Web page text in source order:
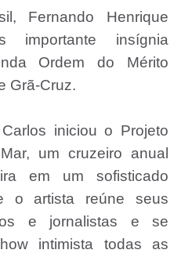
Fernando Henrique
importante insígnia
Ordem do Mérito
Grã-Cruz.
iniciou o Projeto
um cruzeiro anual
em um sofisticado
o artista reúne seus
e jornalistas e se
intimista todas as